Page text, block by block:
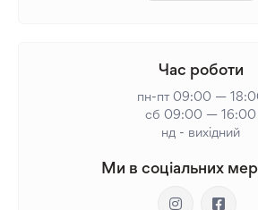
Час роботи
пн-пт 09:00 —
сб 09:00 — 16:00
нд - вихідний
Ми в соціальних